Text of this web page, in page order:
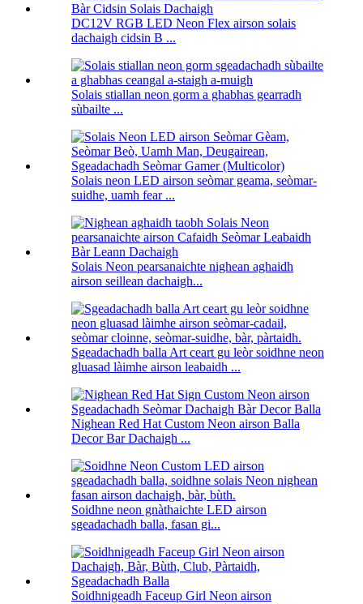
DC12V RGB LED Neon Flex airson solais
dachaigh cidsin B ...
Solais stiallan neon gorm a ghabhas gearradh
sùbailte ...
Solais neon LED airson seòmar geama, seòmar-
suidhe, uamh fear ...
Solais Neon pearsanaichte nighean aghaidh
airson seillean dachaigh...
Sgeadachadh balla Art ceart gu leòr soidhne neon
gluasad làimhe airson leabaidh ...
Nighean Red Hat Custom Neon airson Balla
Decor Bar Dachaigh ...
Soidhne neon gnàthaichte LED airson
sgeadachadh balla, fasan gi...
Soidhnigeadh Faceup Girl Neon airson